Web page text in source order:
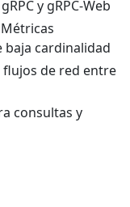
y gRPC-Web
baja cardinalidad
flujos de red entre
consultas y